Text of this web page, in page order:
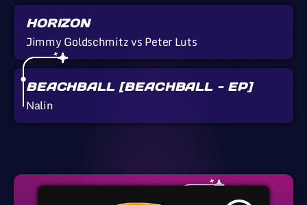
HORIZON
Jimmy Goldschmitz vs Peter Luts
BEACHBALL [BEACHBALL - EP]
Nalin